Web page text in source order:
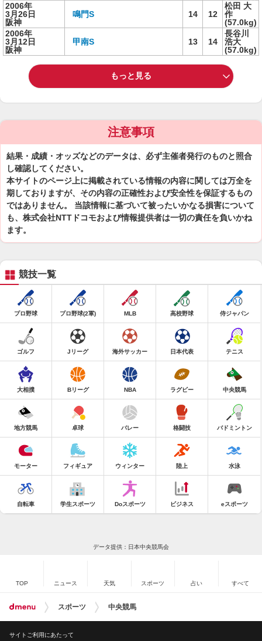
2006年
3月26日
阪神
鳴門S 14 12
松田 大
作
(57.0kg)
2006年
3月12日
阪神
甲南S 13 14
長谷川
浩大
(57.0kg)
もっと見る
注意事項
結果・成績・オッズなどのデータは、必ず主催者発行のものと照合
し確認してください。
本サイトのページ上に掲載されている情報の内容に関しては万全を
期しておりますが、その内容の正確性および安全性を保証するもの
ではありません。 当該情報に基づいて被ったいかなる損害について
も、株式会社NTTドコモおよび情報提供者は一切の責任を負いかね
ます。
競技一覧
プロ野球 プロ野球(2軍) MLB 高校野球 侍ジャパン
ゴルフ Jリーグ 海外サッカー 日本代表 テニス
大相撲 Bリーグ NBA ラグビー 中央競馬
地方競馬 卓球 バレー 格闘技 バドミントン
モーター フィギュア ウィンター 陸上 水泳
自転車 学生スポーツ Doスポーツ ビジネス eスポーツ
データ提供：日本中央競馬会
TOP ニュース 天気 スポーツ 占い すべて
スポーツ 中央競馬
サイトご利用にあたって